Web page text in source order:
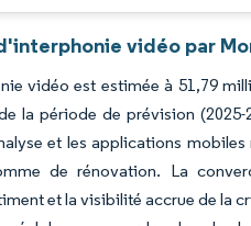
vidéo par
vidéo est estimée à 51,79
la période de prévision
et les applications
de rénovation. La
et la visibilité accrue de la